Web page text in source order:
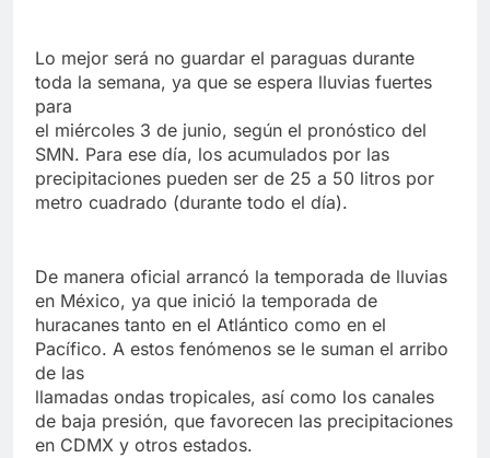
Lo mejor será no guardar el paraguas durante
toda la semana, ya que se espera lluvias fuertes
para
el miércoles 3 de junio, según el pronóstico del
SMN. Para ese día, los acumulados por las
precipitaciones pueden ser de 25 a 50 litros por
metro cuadrado (durante todo el día).
De manera oficial arrancó la temporada de lluvias
en México, ya que inició la temporada de
huracanes tanto en el Atlántico como en el
Pacífico. A estos fenómenos se le suman el arribo
de las
llamadas ondas tropicales, así como los canales
de baja presión, que favorecen las precipitaciones
en CDMX y otros estados.